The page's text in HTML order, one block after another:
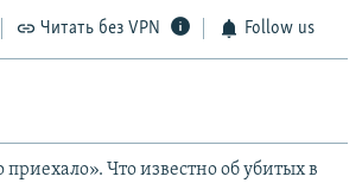
Читать без VPN Follow us
приехало». Что известно об убитых в